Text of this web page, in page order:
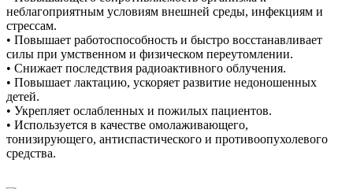
неблагоприятным условиям внешней среды, инфекциям и
стрессам.
• Повышает работоспособность и быстро восстанавливает
силы при умственном и физическом переутомлении.
• Снижает последствия радиоактивного облучения.
• Повышает лактацию, ускоряет развитие недоношенных
детей.
• Укрепляет ослабленных и пожилых пациентов.
• Используется в качестве омолаживающего,
тонизирующего, антиспастического и противоопухолевого
средства.